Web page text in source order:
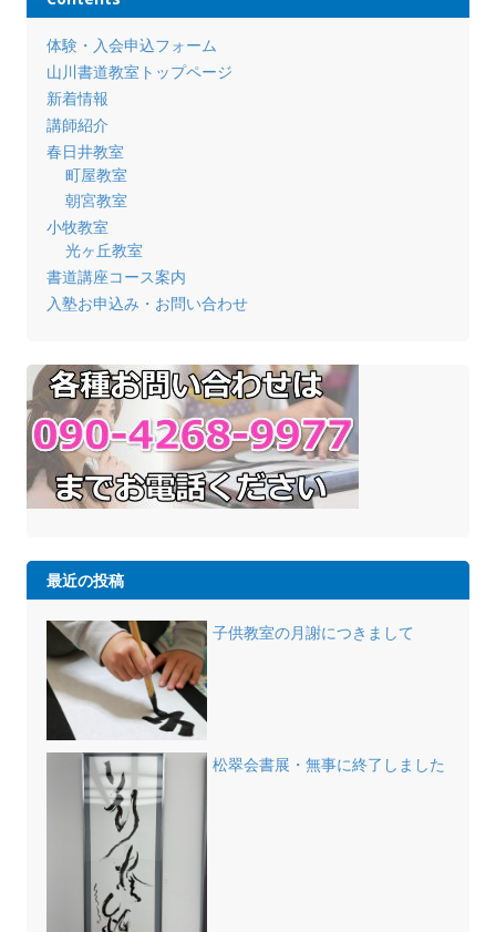
体験・入会申込フォーム
山川書道教室トップページ
新着情報
講師紹介
春日井教室
町屋教室
朝宮教室
小牧教室
光ヶ丘教室
書道講座コース案内
入塾お申込み・お問い合わせ
最近の投稿
子供教室の月謝につきまして
松翠会書展・無事に終了しました